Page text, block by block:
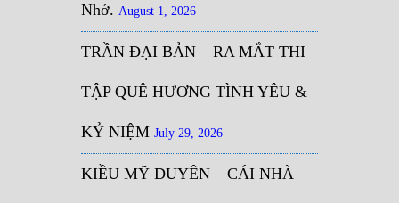
Nhớ. August 1, 2026
TRẦN ĐẠI BẢN – RA MẮT THI
TẬP QUÊ HƯƠNG TÌNH YÊU &
KỶ NIỆM July 29, 2026
KIỀU MỸ DUYÊN – CÁI NHÀ